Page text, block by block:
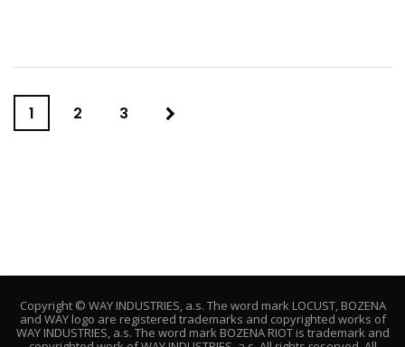
1 2 3
Copyright © WAY INDUSTRIES, a.s. The word mark LOCUST, BOZENA
and WAY logo are registered trademarks and copyrighted works of
WAY INDUSTRIES, a.s. The word mark BOZENA RIOT is trademark and